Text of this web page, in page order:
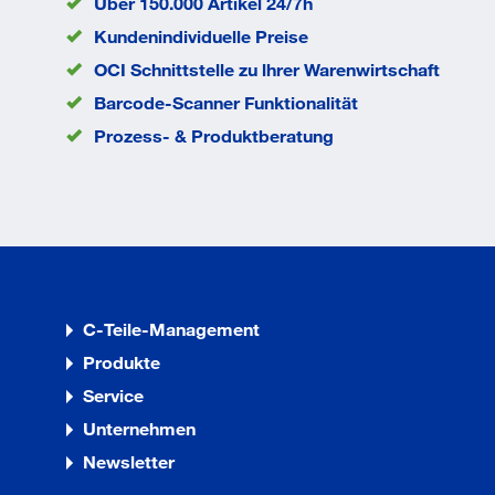
ETA-10/0200
ETA-13/0177
unverlierbar
vormontiert
Technische Daten
Zulassung_BP_906997_EJOT Bohrschraube JT3-2-
Kundenindividuelle Preise
OCI Schnittstelle zu lhrer Warenwirtschaft
Barcode-Scanner Funktionalität
Prozess- & Produktberatung
C-Teile-Management
Produkte
Service
Unternehmen
Newsletter